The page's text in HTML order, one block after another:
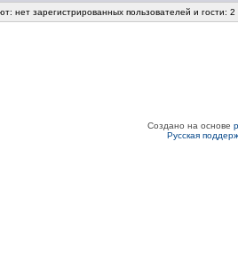
нет зарегистрированных пользователей и гости: 2
Создано на основе
Русская